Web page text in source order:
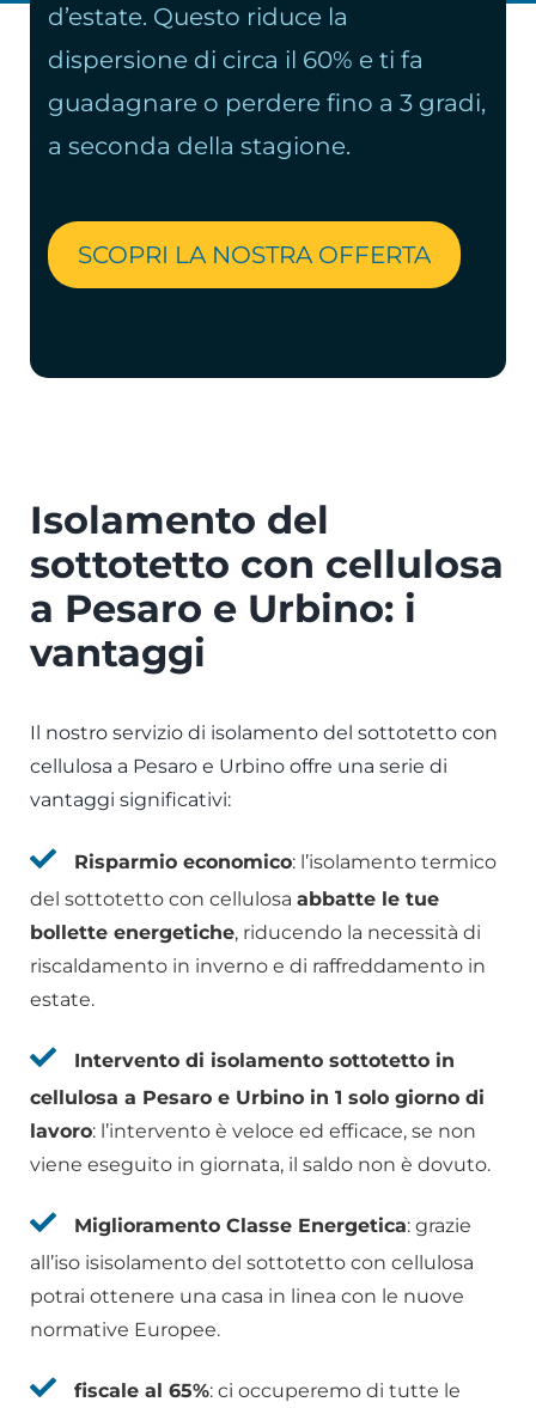
d’estate. Questo riduce la
dispersione di circa il 60% e ti fa
guadagnare o perdere fino a 3 gradi,
a seconda della stagione.
SCOPRI LA NOSTRA OFFERTA
Isolamento del
sottotetto con cellulosa
a Pesaro e Urbino: i
vantaggi
Il nostro servizio di isolamento del sottotetto con
cellulosa a Pesaro e Urbino offre una serie di
vantaggi significativi:
Risparmio economico: l’isolamento termico
del sottotetto con cellulosa abbatte le tue
bollette energetiche, riducendo la necessità di
riscaldamento in inverno e di raffreddamento in
estate.
Intervento di isolamento sottotetto in
cellulosa a Pesaro e Urbino in 1 solo giorno di
lavoro: l’intervento è veloce ed efficace, se non
viene eseguito in giornata, il saldo non è dovuto.
Miglioramento Classe Energetica: grazie
all’iso isisolamento del sottotetto con cellulosa
potrai ottenere una casa in linea con le nuove
normative Europee.
fiscale al 65%: ci occuperemo di tutte le